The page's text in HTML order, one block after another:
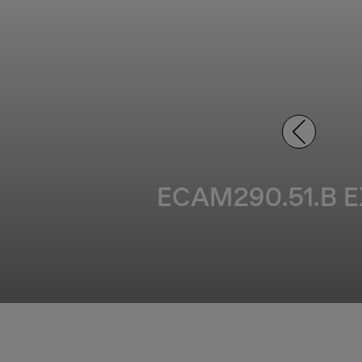
ECAM290.51.B